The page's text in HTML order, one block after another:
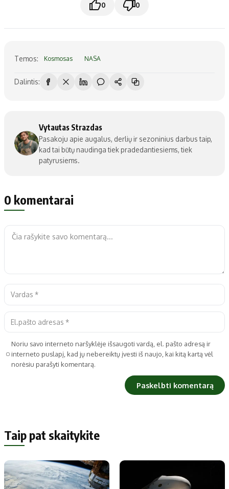
0 0
Temos: Kosmosas NASA
Dalintis:
Vytautas Strazdas
Pasakoju apie augalus, derlių ir sezoninius darbus taip,
kad tai būtų naudinga tiek pradedantiesiems, tiek
patyrusiems.
0 komentarai
Noriu savo interneto naršyklėje išsaugoti vardą, el. pašto adresą ir
interneto puslapį, kad jų nebereiktų įvesti iš naujo, kai kitą kartą vėl
norėsiu parašyti komentarą.
Taip pat skaitykite